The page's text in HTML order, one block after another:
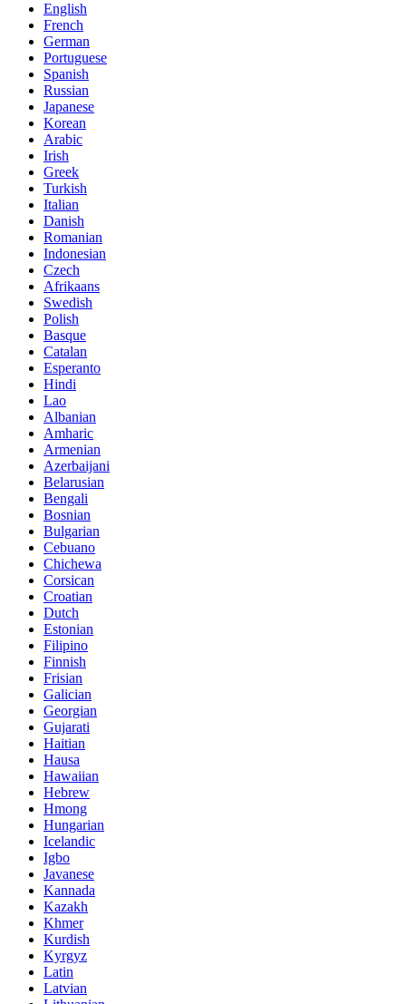
English
French
German
Portuguese
Spanish
Russian
Japanese
Korean
Arabic
Irish
Greek
Turkish
Italian
Danish
Romanian
Indonesian
Czech
Afrikaans
Swedish
Polish
Basque
Catalan
Esperanto
Hindi
Lao
Albanian
Amharic
Armenian
Azerbaijani
Belarusian
Bengali
Bosnian
Bulgarian
Cebuano
Chichewa
Corsican
Croatian
Dutch
Estonian
Filipino
Finnish
Frisian
Galician
Georgian
Gujarati
Haitian
Hausa
Hawaiian
Hebrew
Hmong
Hungarian
Icelandic
Igbo
Javanese
Kannada
Kazakh
Khmer
Kurdish
Kyrgyz
Latin
Latvian